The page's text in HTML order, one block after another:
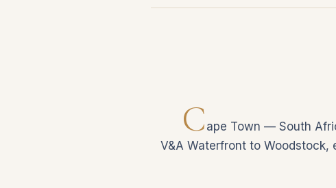
C ape Town — South
V&A Waterfront to